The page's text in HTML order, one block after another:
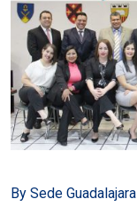
By Sede Guadalajara